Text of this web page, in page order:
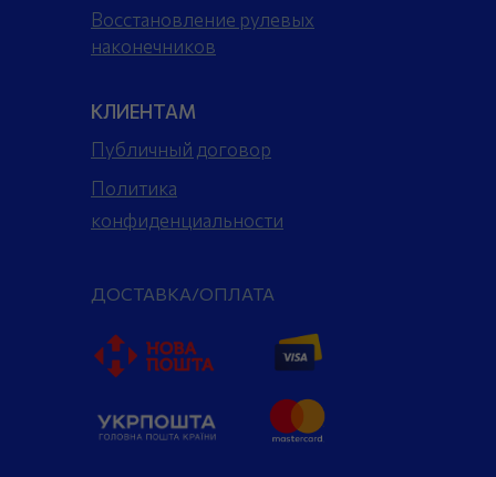
КЛИЕНТАМ
Публичный договор
Политика
конфиденциальности
ДОСТАВКА/ОПЛАТА
Восстановление рулевых
наконечников